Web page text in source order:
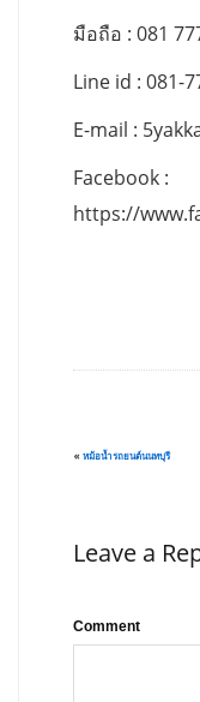
มือถือ : 081
Line id : 081-
E-mail :
Facebook :
https://
« หม้อน้ำรถยนต์นนทบุรี
Leave a
Comment